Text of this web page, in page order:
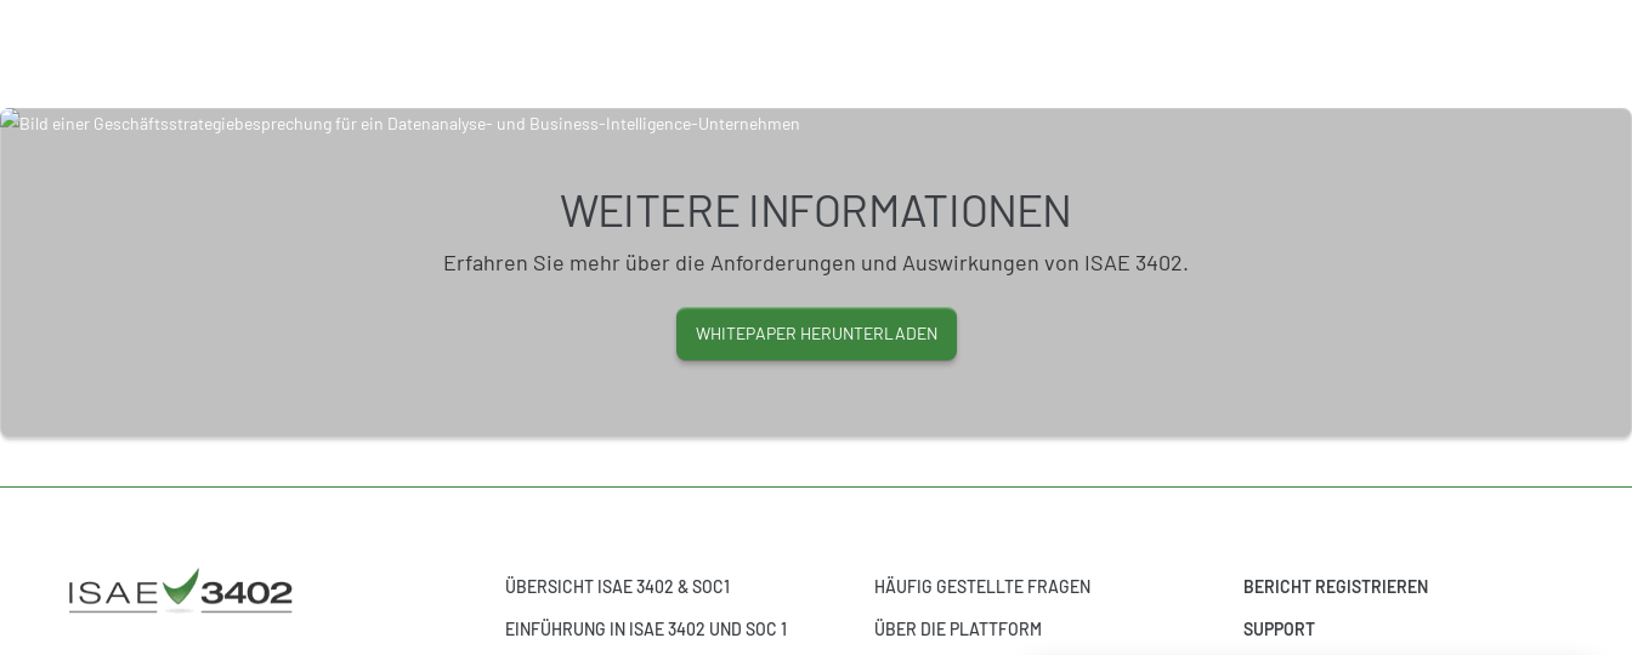
WEITERE INFORMATIONEN
Erfahren Sie mehr über die Anforderungen und Auswirkungen von ISAE 3402.
WHITEPAPER HERUNTERLADEN
ÜBERSICHT ISAE 3402 & SOC1
EINFÜHRUNG IN ISAE 3402 UND SOC 1
HÄUFIG GESTELLTE FRAGEN
ÜBER DIE PLATTFORM
BERICHT REGISTRIEREN
SUPPORT